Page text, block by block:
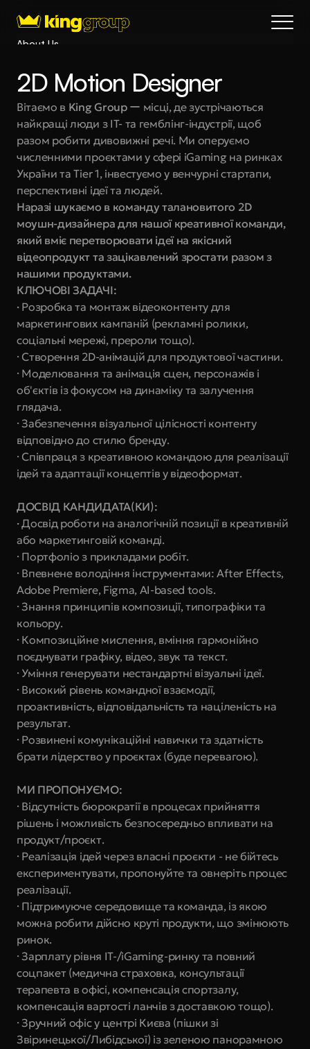
About Us
Services
Process
Coming Soon
King Interns
Legal
404
Book a call
2D Motion Designer
Вітаємо в King Group ー місці, де зустрічаються
найкращі люди з IT- та гемблінг-індустрії, щоб
разом робити дивовижні речі. Ми оперуємо
численними проєктами у сфері iGaming на ринках
України та Tier 1, інвестуємо у венчурні стартапи,
перспективні ідеї та людей.
Наразі шукаємо в команду талановитого 2D
моушн-дизайнера для нашої креативної команди,
який вміє перетворювати ідеї на якісний
відеопродукт та зацікавлений зростати разом з
нашими продуктами.
КЛЮЧОВІ ЗАДАЧІ:
· Розробка та монтаж відеоконтенту для
маркетингових кампаній (рекламні ролики,
соціальні мережі, прероли тощо).
· Створення 2D-анімацій для продуктової частини.
· Моделювання та анімація сцен, персонажів і
об'єктів із фокусом на динаміку та залучення
глядача.
· Забезпечення візуальної цілісності контенту
відповідно до стилю бренду.
· Співпраця з креативною командою для реалізації
ідей та адаптації концептів у відеоформат.
ДОСВІД КАНДИДАТА(КИ):
· Досвід роботи на аналогічній позиції в креативній
або маркетинговій команді.
· Портфоліо з прикладами робіт.
· Впевнене володіння інструментами: After Effects,
Adobe Premiere, Figma, AI-based tools.
· Знання принципів композиції, типографіки та
кольору.
· Композиційне мислення, вміння гармонійно
поєднувати графіку, відео, звук та текст.
· Уміння генерувати нестандартні візуальні ідеї.
· Високий рівень командної взаємодії,
проактивність, відповідальність та націленість на
результат.
· Розвинені комунікаційні навички та здатність
брати лідерство у проєктах (буде перевагою).
МИ ПРОПОНУЄМО:
· Відсутність бюрократії в процесах прийняття
рішень і можливість безпосередньо впливати на
продукт/проєкт.
· Реалізація ідей через власні проєкти - не бійтесь
експериментувати, пропонуйте та овнеріть процес
реалізації.
· Підтримуюче середовище та команда, із якою
можна робити дійсно круті продукти, що змінюють
ринок.
· Зарплату рівня IT-/iGaming-ринку та повний
соцпакет (медична страховка, консультації
терапевта в офісі, компенсація спортзалу,
компенсація вартості ланчів з доставкою тощо).
· Зручний офіс у центрі Києва (пішки зі
Звіринецької/Либідської) із зеленою панорамною